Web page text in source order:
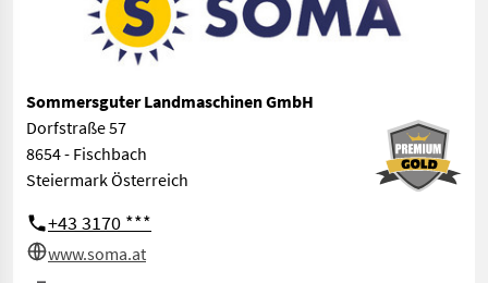
Sommersguter Landmaschinen GmbH
Dorfstraße 57
8654 - Fischbach
Steiermark Österreich
+43 3170 ***
www.soma.at